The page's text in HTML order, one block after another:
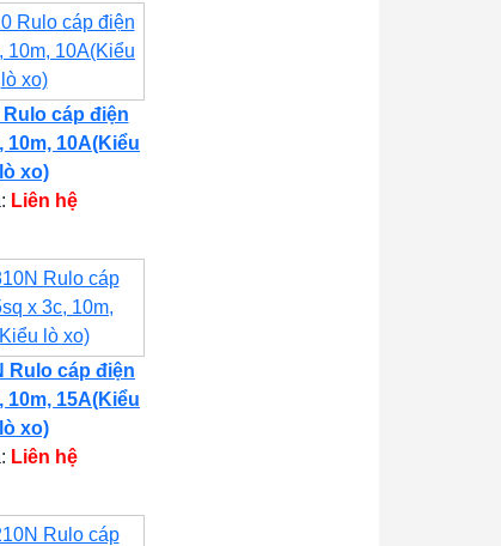
Rulo cáp điện
10m, 10A(Kiểu
lò xo)
Liên hệ
Rulo cáp điện
10m, 15A(Kiểu
lò xo)
Liên hệ